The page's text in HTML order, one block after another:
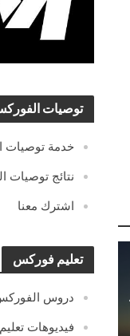
توصيات
خدمة توصيات
نتائج توصيات
اشترك معنا
تعليم فوركس
دروس
فيديوهات